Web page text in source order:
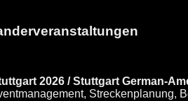
2026 / Stuttgart German-
Streckenplanung,